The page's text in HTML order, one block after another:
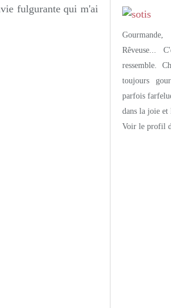
fulgurante qui m'ai
Rêveuse...
ressemble.
toujours
parfois
dans la joie
Voir le profil